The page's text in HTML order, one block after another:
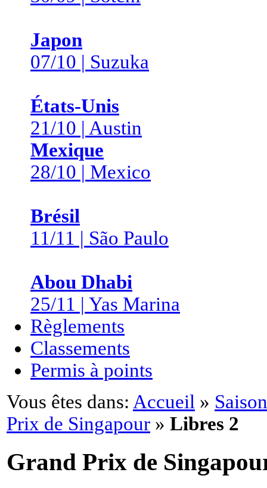
Japon
07/10 | Suzuka
États-Unis
21/10 | Austin
Mexique
28/10 | Mexico
Brésil
11/11 | São Paulo
Abou Dhabi
25/11 | Yas Marina
Règlements
Classements
Permis à points
Vous êtes dans: Accueil »
Prix de Singapour » Libres 2
Grand Prix de